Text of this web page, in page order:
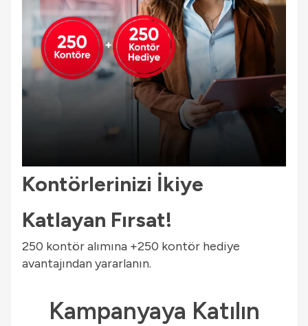
Kontörlerinizi İkiye
Katlayan Fırsat!
250 kontör alımına +250 kontör hediye
avantajından yararlanın.
Kampanyaya Katılın